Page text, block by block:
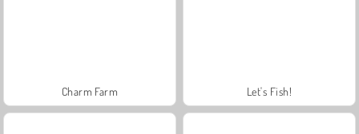
Charm Farm Let's Fish!